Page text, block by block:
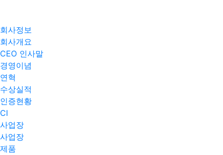
회사정보
회사개요
CEO 인사말
경영이념
연혁
수상실적
인증현황
CI
사업장
사업장
제품